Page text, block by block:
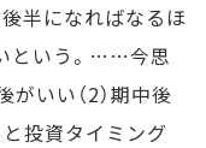
半になればなるほ
という。……今思
がいい（2）期中後
投資タイミング